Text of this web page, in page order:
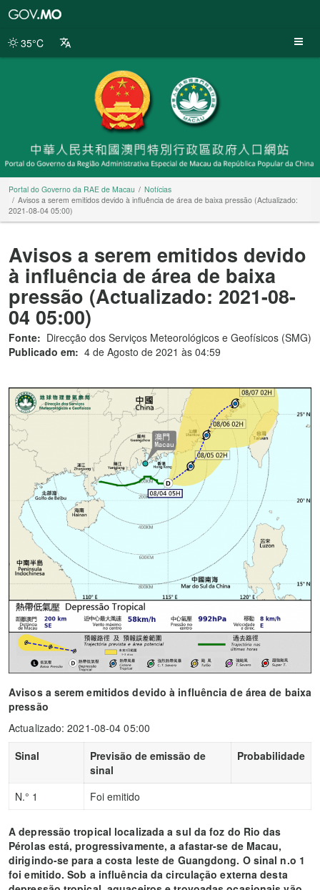
da
35°C
Portal do Governo da RAE de Macau
Notícias
Avisos a serem emitidos devido à influência de área de baixa pressão (Actualizado:
2021-08-04 05:00)
Avisos a serem emitidos devido
à influência de área de baixa
pressão (Actualizado: 2021-08-
04 05:00)
Fonte: Direcção dos Serviços Meteorológicos e Geofísicos (SMG)
Publicado em: 4 de Agosto de 2021 às 04:59
Avisos a serem emitidos devido à influência de área de baixa
pressão
Actualizado: 2021-08-04 05:00
Sinal
Previsão de emissão de
sinal
Probabilidade
N.° 1 Foi emitido
A depressão tropical localizada a sul da foz do Rio das
Pérolas está, progressivamente, a afastar-se de Macau,
dirigindo-se para a costa leste de Guangdong. O sinal n.o 1
foi emitido. Sob a influência da circulação externa desta